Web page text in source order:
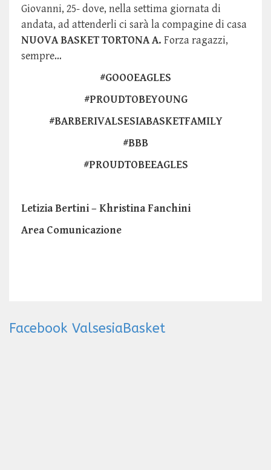
Giovanni, 25- dove, nella settima giornata di
andata, ad attenderli ci sarà la compagine di casa
NUOVA BASKET TORTONA A. Forza ragazzi,
sempre…
#GOOOEAGLES
#PROUDTOBEYOUNG
#BARBERIVALSESIABASKETFAMILY
#BBB
#PROUDTOBEEAGLES
Letizia Bertini – Khristina Fanchini
Area Comunicazione
Facebook ValsesiaBasket